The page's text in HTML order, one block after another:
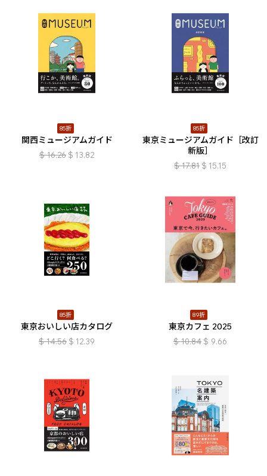
85折
関西ミュージアムガイド
$ 16.26 $ 13.82
85折
東京ミュージアムガイド［改訂
新版］
$ 17.81 $ 15.15
85折
東京おいしい店カタログ
$ 14.56 $ 12.39
89折
東京カフェ 2025
$ 10.84 $ 9.66